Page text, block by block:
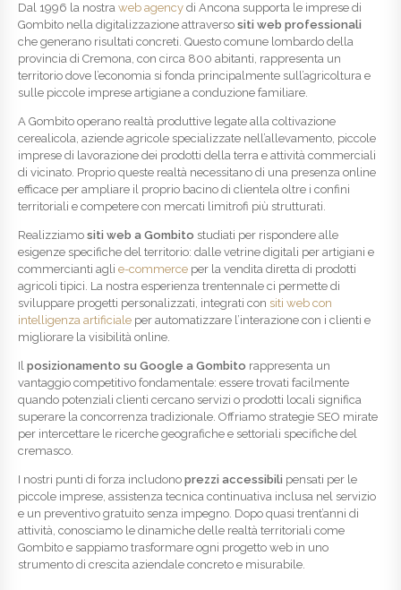
Dal 1996 la nostra web agency di Ancona supporta le imprese di
Gombito nella digitalizzazione attraverso siti web professionali
che generano risultati concreti. Questo comune lombardo della
provincia di Cremona, con circa 800 abitanti, rappresenta un
territorio dove l’economia si fonda principalmente sull’agricoltura e
sulle piccole imprese artigiane a conduzione familiare.
A Gombito operano realtà produttive legate alla coltivazione
cerealicola, aziende agricole specializzate nell’allevamento, piccole
imprese di lavorazione dei prodotti della terra e attività commerciali
di vicinato. Proprio queste realtà necessitano di una presenza online
efficace per ampliare il proprio bacino di clientela oltre i confini
territoriali e competere con mercati limitrofi più strutturati.
Realizziamo siti web a Gombito studiati per rispondere alle
esigenze specifiche del territorio: dalle vetrine digitali per artigiani e
commercianti agli e-commerce per la vendita diretta di prodotti
agricoli tipici. La nostra esperienza trentennale ci permette di
sviluppare progetti personalizzati, integrati con siti web con
intelligenza artificiale per automatizzare l’interazione con i clienti e
migliorare la visibilità online.
Il posizionamento su Google a Gombito rappresenta un
vantaggio competitivo fondamentale: essere trovati facilmente
quando potenziali clienti cercano servizi o prodotti locali significa
superare la concorrenza tradizionale. Offriamo strategie SEO mirate
per intercettare le ricerche geografiche e settoriali specifiche del
cremasco.
I nostri punti di forza includono prezzi accessibili pensati per le
piccole imprese, assistenza tecnica continuativa inclusa nel servizio
e un preventivo gratuito senza impegno. Dopo quasi trent’anni di
attività, conosciamo le dinamiche delle realtà territoriali come
Gombito e sappiamo trasformare ogni progetto web in uno
strumento di crescita aziendale concreto e misurabile.